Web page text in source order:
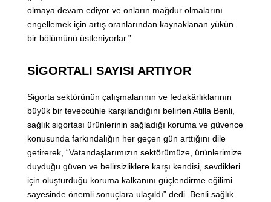
olmaya devam ediyor ve onların mağdur olmalarını
engellemek için artış oranlarından kaynaklanan yükün
bir bölümünü üstleniyorlar.”
SİGORTALI SAYISI ARTIYOR
Sigorta sektörünün çalışmalarının ve fedakârlıklarının
büyük bir teveccühle karşılandığını belirten Atilla Benli,
sağlık sigortası ürünlerinin sağladığı koruma ve güvence
konusunda farkındalığın her geçen gün arttığını dile
getirerek, “Vatandaşlarımızın sektörümüze, ürünlerimize
duyduğu güven ve belirsizliklere karşı kendisi, sevdikleri
için oluşturduğu koruma kalkanını güçlendirme eğilimi
sayesinde önemli sonuçlara ulaşıldı” dedi. Benli sağlık